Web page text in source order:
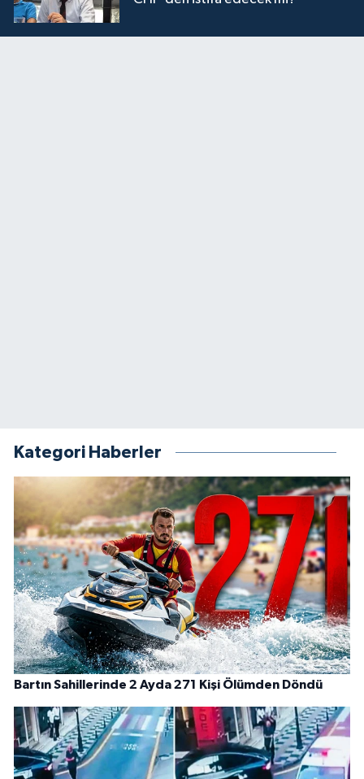
Kategori Haberler
Bartın Sahillerinde 2 Ayda 271 Kişi Ölümden Döndü